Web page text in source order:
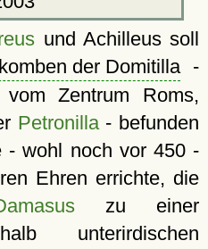
und Achilleus soll
der Domitilla -
Zentrum Roms,
Petronilla- befunden
- wohl noch vor 450 -
Ehren errichte, die
zu einer
unterirdischen